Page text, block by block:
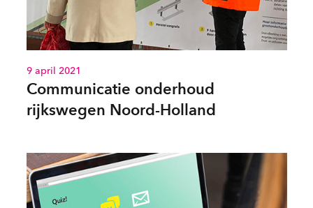
9 april 2021
Communicatie onderhoud
rijkswegen Noord-Holland